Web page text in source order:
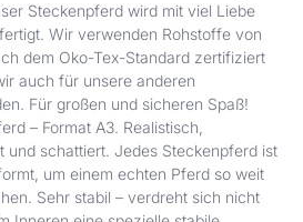
Steckenpferd wird mit viel Liebe
Wir verwenden Rohstoffe von
dem Oko-Tex-Standard zertifiziert
auch für unsere anderen
Für großen und sicheren Spaß!
– Format A3. Realistisch,
und schattiert. Jedes Steckenpferd ist
um einem echten Pferd so weit
Sehr stabil – verdreht sich nicht